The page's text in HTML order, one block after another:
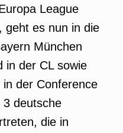
League
geht es nun in die
München
in der CL sowie
der Conference
3 deutsche
die in